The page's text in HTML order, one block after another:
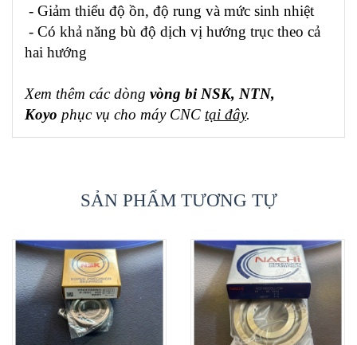
- Giảm thiểu độ ồn, độ rung và mức sinh nhiệt
- Có khả năng bù độ dịch vị hướng trục theo cả
hai hướng
Xem thêm các dòng vòng bi NSK, NTN,
Koyo phục vụ cho máy CNC tại đây.
SẢN PHẨM TƯƠNG TỰ